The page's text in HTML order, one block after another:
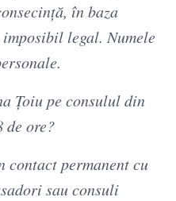
în baza
legal. Numele
Țoiu pe consulul din
de ore?
contact permanent cu
sau consuli